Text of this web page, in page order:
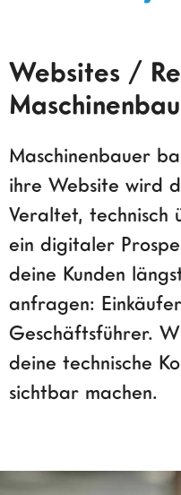
Websites /
Maschinenbauer
ihre Website wird
Veraltet, technisch
ein digitaler
deine Kunden
anfragen:
Geschäftsführer.
deine technische
sichtbar machen.